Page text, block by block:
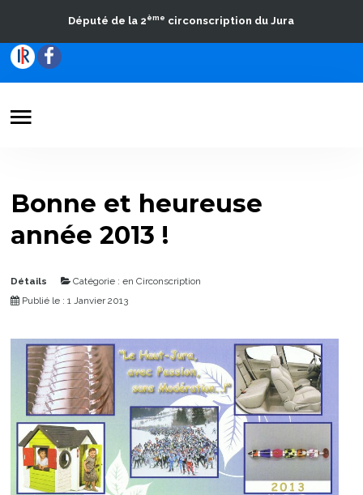
Travaux parlementaires
La Circonscription
Contact
Député de la 2ème circonscription du Jura
Bonne et heureuse
année 2013 !
Détails Catégorie :en Circonscription
Publié le : 1 Janvier 2013